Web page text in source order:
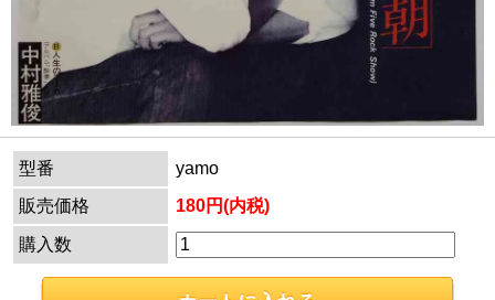
型番
yamo
販売価格
180円(内税)
購入数